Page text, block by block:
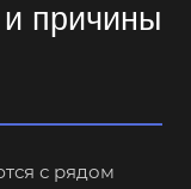
причины
с рядом